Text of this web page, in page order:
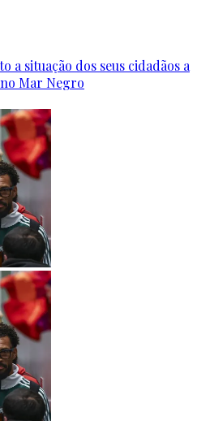
a situação dos seus cidadãos a
Mar Negro